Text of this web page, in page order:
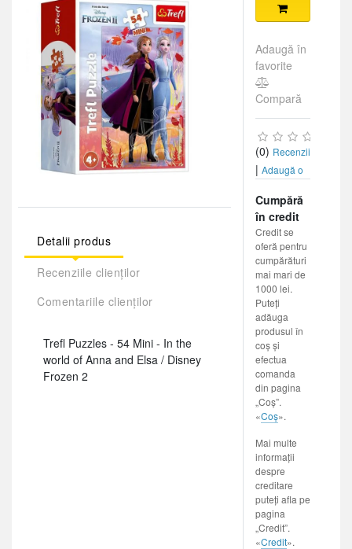
Detalii produs
Recenziile clienților
Comentariile clienților
Trefl Puzzles - 54 Mini - In the
world of Anna and Elsa / Disney
Frozen 2
Adaugă în
favorite
Compară
(0) Recenzii
| Adaugă o
Cumpără
în credit
Credit se
oferă pentru
cumpărături
mai mari de
1000 lei.
Puteți
adăuga
produsul în
coș și
efectua
comanda
din pagina
„Coș”.
«Coș».
Mai multe
informații
despre
creditare
puteți afla pe
pagina
„Credit”.
«Credit».